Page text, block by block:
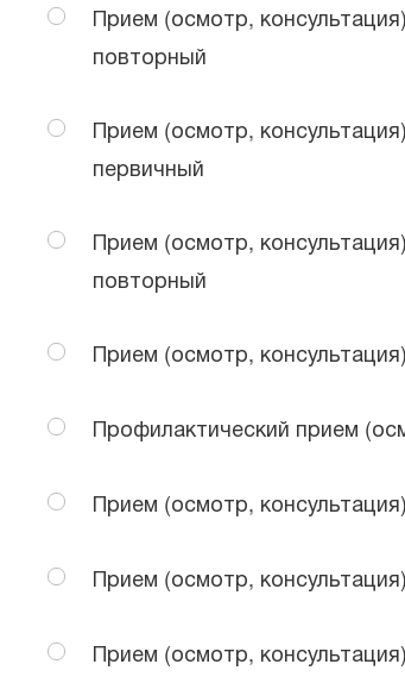
Прием (осмотр,
повторный
Прием (осмотр,
первичный
Прием (осмотр,
повторный
Прием (осмотр,
Профилактический прием
Прием (осмотр,
Прием (осмотр,
Прием (осмотр,